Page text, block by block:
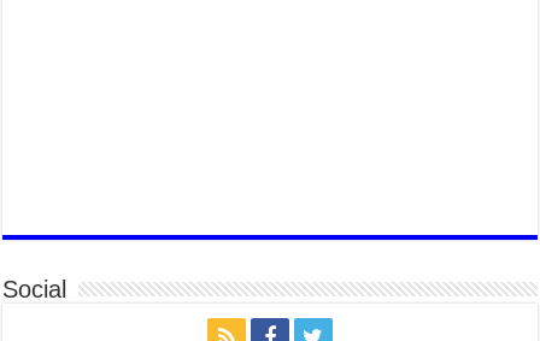
ТӨРИЙН ДАЛБААНЫ ӨДӨРТ ЗОРИУЛСАН
2026 оны 7 сар 14 / 17 цаг 47 минут
Өв соёлоо тээж яваа уяачдын галаар УИХ-ын
Social